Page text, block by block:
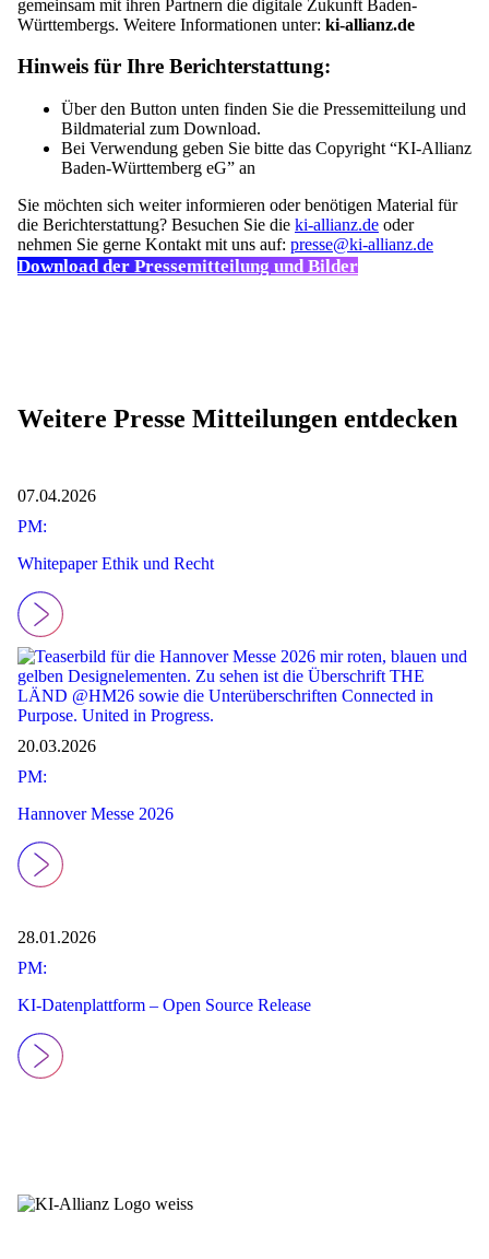
gemeinsam mit ihren Partnern die digitale Zukunft Baden-
Württembergs. Weitere Informationen unter: ki-allianz.de
Hinweis für Ihre Berichterstattung:
Über den Button unten finden Sie die Pressemitteilung und
Bildmaterial zum Download.
Bei Verwendung geben Sie bitte das Copyright “KI-Allianz
Baden-Württemberg eG” an
Sie möchten sich weiter informieren oder benötigen Material für
die Berichterstattung? Besuchen Sie die ki-allianz.de oder
nehmen Sie gerne Kontakt mit uns auf: presse@ki-allianz.de
Download der Pressemitteilung und Bilder
Weitere Presse Mitteilungen entdecken
07.04.2026
PM:
Whitepaper Ethik und Recht
20.03.2026
PM:
Hannover Messe 2026
28.01.2026
PM:
KI-Datenplattform – Open Source Release